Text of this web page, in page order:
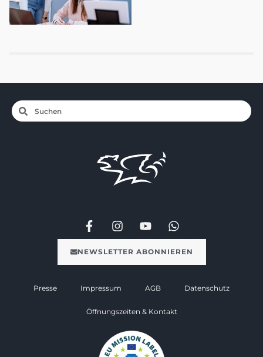
NEWSLETTER ABONNIEREN
Presse Impressum AGB Datenschutz
Öffnungszeiten & Kontakt